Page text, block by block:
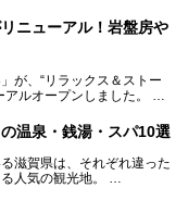
泉 北近江の湯のPR記事で
を感じながらサウナと温泉
て、若女将はなんと「元ア
楽スタジオまで備えたユニ
ニューアル！岩盤房や
が、“リラックス＆ストー
ルオープンしました。
新設されました。さらに地
メニューもパワーアップ。
」の魅力を余すところなく
温泉・銭湯・スパ10選
滋賀県は、それぞれ違った
人気の観光地。